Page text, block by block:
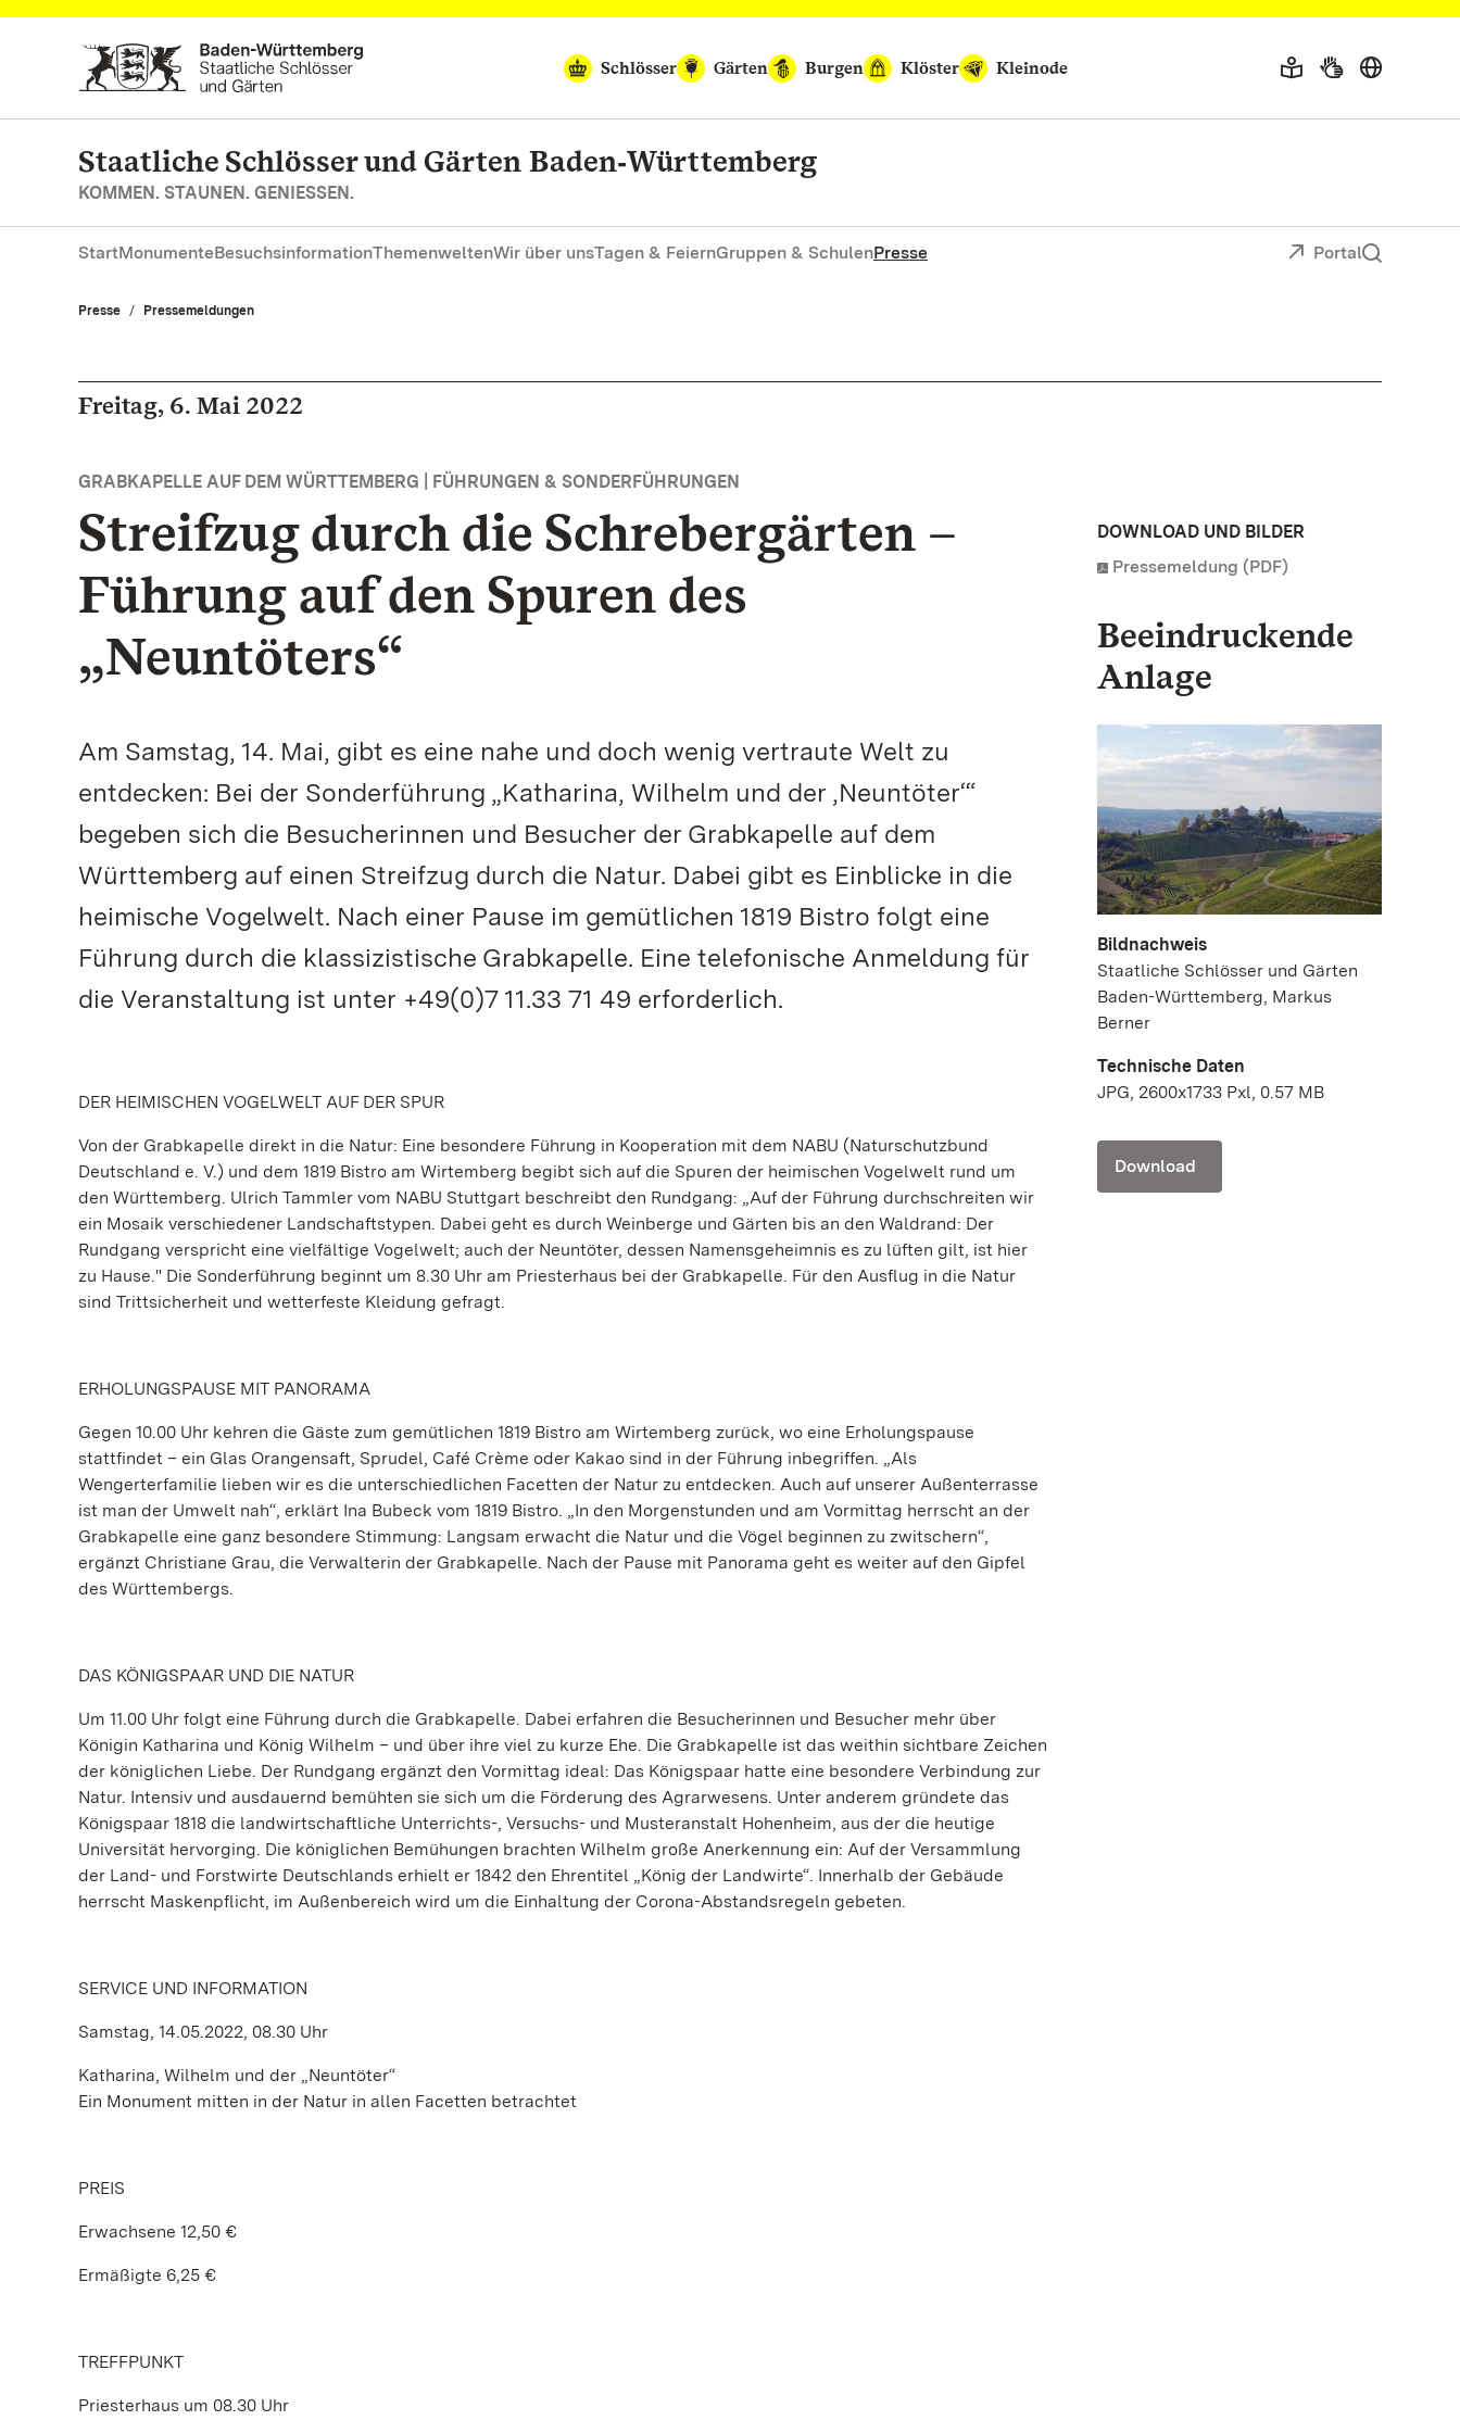
Zum Hauptinhalt springen
Schlösser
Gärten Burgen Klöster Kleinode
Staatliche Schlösser und Gärten Baden‑Württemberg
KOMMEN. STAUNEN. GENIESSEN.
StartMonumenteBesuchsinformationThemenweltenWir über unsTagen & FeiernGruppen & SchulenPresse Portal
Presse Pressemeldungen
Freitag, 6. Mai 2022
GRABKAPELLE AUF DEM WÜRTTEMBERG | FÜHRUNGEN & SONDERFÜHRUNGEN
Streifzug durch die Schrebergärten –
Führung auf den Spuren des
„Neuntöters“
Am Samstag, 14. Mai, gibt es eine nahe und doch wenig vertraute Welt zu
entdecken: Bei der Sonderführung „Katharina, Wilhelm und der ‚Neuntöter‘“
begeben sich die Besucherinnen und Besucher der Grabkapelle auf dem
Württemberg auf einen Streifzug durch die Natur. Dabei gibt es Einblicke in die
heimische Vogelwelt. Nach einer Pause im gemütlichen 1819 Bistro folgt eine
Führung durch die klassizistische Grabkapelle. Eine telefonische Anmeldung für
die Veranstaltung ist unter +49(0)7 11.33 71 49 erforderlich.
DER HEIMISCHEN VOGELWELT AUF DER SPUR
Von der Grabkapelle direkt in die Natur: Eine besondere Führung in Kooperation mit dem NABU (Naturschutzbund
Deutschland e. V.) und dem 1819 Bistro am Wirtemberg begibt sich auf die Spuren der heimischen Vogelwelt rund um
den Württemberg. Ulrich Tammler vom NABU Stuttgart beschreibt den Rundgang: „Auf der Führung durchschreiten wir
ein Mosaik verschiedener Landschaftstypen. Dabei geht es durch Weinberge und Gärten bis an den Waldrand: Der
Rundgang verspricht eine vielfältige Vogelwelt; auch der Neuntöter, dessen Namensgeheimnis es zu lüften gilt, ist hier
zu Hause." Die Sonderführung beginnt um 8.30 Uhr am Priesterhaus bei der Grabkapelle. Für den Ausflug in die Natur
sind Trittsicherheit und wetterfeste Kleidung gefragt.
ERHOLUNGSPAUSE MIT PANORAMA
Gegen 10.00 Uhr kehren die Gäste zum gemütlichen 1819 Bistro am Wirtemberg zurück, wo eine Erholungspause
stattfindet – ein Glas Orangensaft, Sprudel, Café Crème oder Kakao sind in der Führung inbegriffen. „Als
Wengerterfamilie lieben wir es die unterschiedlichen Facetten der Natur zu entdecken. Auch auf unserer Außenterrasse
ist man der Umwelt nah“, erklärt Ina Bubeck vom 1819 Bistro. „In den Morgenstunden und am Vormittag herrscht an der
Grabkapelle eine ganz besondere Stimmung: Langsam erwacht die Natur und die Vögel beginnen zu zwitschern“,
ergänzt Christiane Grau, die Verwalterin der Grabkapelle. Nach der Pause mit Panorama geht es weiter auf den Gipfel
des Württembergs.
DAS KÖNIGSPAAR UND DIE NATUR
Um 11.00 Uhr folgt eine Führung durch die Grabkapelle. Dabei erfahren die Besucherinnen und Besucher mehr über
Königin Katharina und König Wilhelm – und über ihre viel zu kurze Ehe. Die Grabkapelle ist das weithin sichtbare Zeichen
der königlichen Liebe. Der Rundgang ergänzt den Vormittag ideal: Das Königspaar hatte eine besondere Verbindung zur
Natur. Intensiv und ausdauernd bemühten sie sich um die Förderung des Agrarwesens. Unter anderem gründete das
Königspaar 1818 die landwirtschaftliche Unterrichts-, Versuchs- und Musteranstalt Hohenheim, aus der die heutige
Universität hervorging. Die königlichen Bemühungen brachten Wilhelm große Anerkennung ein: Auf der Versammlung
der Land- und Forstwirte Deutschlands erhielt er 1842 den Ehrentitel „König der Landwirte“. Innerhalb der Gebäude
herrscht Maskenpflicht, im Außenbereich wird um die Einhaltung der Corona-Abstandsregeln gebeten.
SERVICE UND INFORMATION
Samstag, 14.05.2022, 08.30 Uhr
Katharina, Wilhelm und der „Neuntöter“
Ein Monument mitten in der Natur in allen Facetten betrachtet
PREIS
Erwachsene 12,50 €
Ermäßigte 6,25 €
TREFFPUNKT
Priesterhaus um 08.30 Uhr
DOWNLOAD UND BILDER
Pressemeldung (PDF)
Beeindruckende
Anlage
Bildnachweis
Staatliche Schlösser und Gärten
Baden-Württemberg, Markus
Berner
Technische Daten
JPG, 2600x1733 Pxl, 0.57 MB
Download